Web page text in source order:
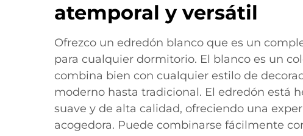
atemporal y versátil
Ofrezco un edredón blanco que es un
para cualquier dormitorio. El blanco es un
combina bien con cualquier estilo de
moderno hasta tradicional. El edredón está
suave y de alta calidad, ofreciendo una
acogedora. Puede combinarse fácilmente